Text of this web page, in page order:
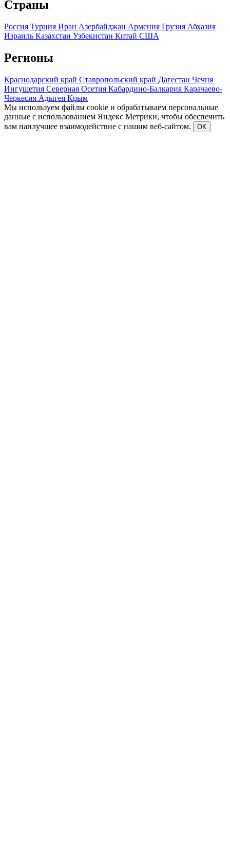
Страны
Россия Турция Иран Азербайджан Армения Грузия Абхазия
Израиль Казахстан Узбекистан Китай США
Регионы
Краснодарский край Ставропольский край Дагестан Чечня
Ингушетия Северная Осетия Кабардино-Балкария Карачаево-
Черкесия Адыгея Крым
Мы используем файлы cookie и обрабатываем персональные
данные с использованием Яндекс Метрики, чтобы обеспечить
вам наилучшее взаимодействие с нашим веб-сайтом.
ОК